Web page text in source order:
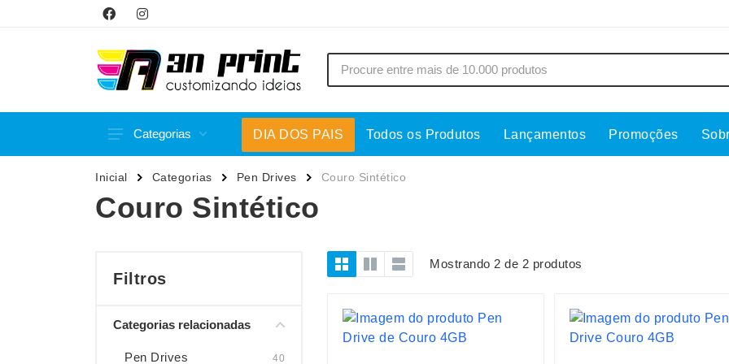
Categorias
Acessórios p/ Celular
Acessórios para Carros
Bar e Bebidas
Bolsas Térmicas
Brinquedos
Caixas de Som
Canecas
Carregadores
Casa
Chapéus
Conjuntos Executivos
Espelhos
Esporte e Jogos
Kit Queijo
DIA DOS PAIS Todos os Produtos Lançamentos Promoções
Inicial Categorias Pen Drives Couro Sintético
Couro Sintético
Filtros
Categorias relacionadas
Pen Drives 40
Mostrando 2 de 2 produtos